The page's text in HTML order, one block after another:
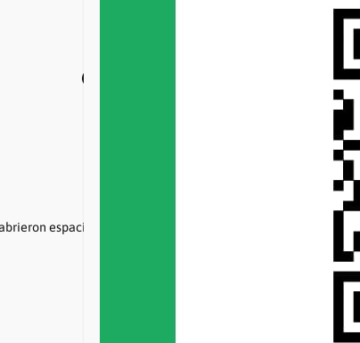
Facebook
espacios para afiliadxs, familiares directos y no